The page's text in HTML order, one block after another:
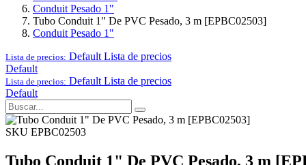
Conduit Pesado 1"
Tubo Conduit 1" De PVC Pesado, 3 m [EPBC02503]
Conduit Pesado 1"
Lista de precios: Default Lista de precios
Default
Lista de precios: Default Lista de precios
Default
SKU EPBC02503
Tubo Conduit 1" De PVC Pesado, 3 m